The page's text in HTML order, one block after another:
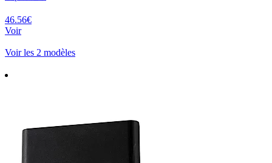
46.56€
Voir
Voir les 2 modèles